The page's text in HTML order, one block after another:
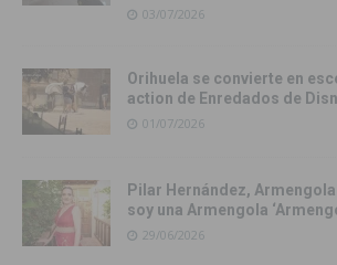
03/07/2026
Orihuela se convierte en
action de Enredados de
01/07/2026
Pilar Hernández,
soy una Armengola
29/06/2026